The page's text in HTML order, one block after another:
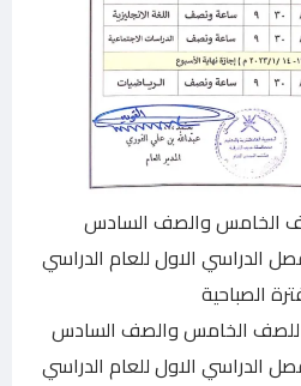
الخامس والصف السادس
الدراسي الاول للعام الدراسي
للصف الخامس والصف السادس
الدراسي الاول للعام الدراسي